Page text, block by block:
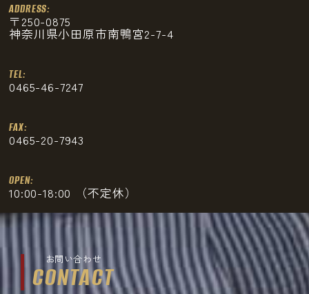
ADDRESS:
〒250-0875
神奈川県小田原市南鴨宮2-7-4
TEL:
0465-46-7247
FAX:
0465-20-7943
OPEN:
10:00-18:00 （不定休）
お問い合わせ
CONTACT